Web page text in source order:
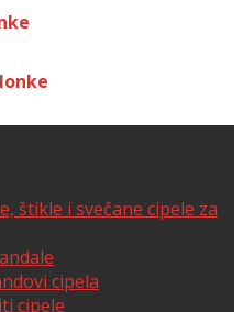
štikle i svečane cipele za
cipela
cipele